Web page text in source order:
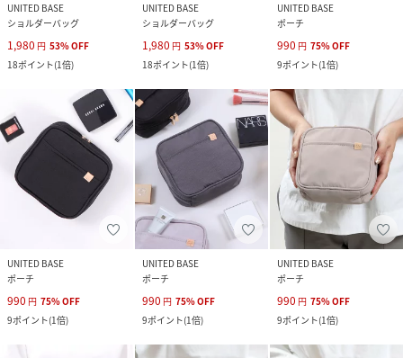
UNITED BASE
ショルダーバッグ
1,980 円 53%OFF
18ポイント(1倍)
UNITED BASE
ショルダーバッグ
1,980 円 53%OFF
18ポイント(1倍)
UNITED BASE
ポーチ
990 円 75%OFF
9ポイント(1倍)
UNITED BASE
ポーチ
990 円 75%OFF
9ポイント(1倍)
UNITED BASE
ポーチ
990 円 75%OFF
9ポイント(1倍)
UNITED BASE
ポーチ
990 円 75%OFF
9ポイント(1倍)